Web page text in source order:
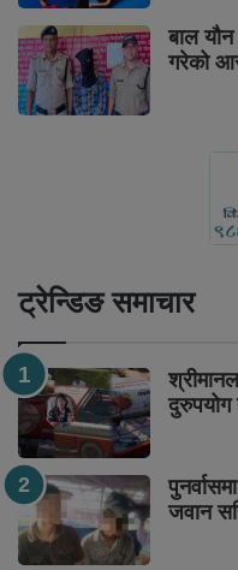
बाल यौन
गरेको
ट्रेन्डिङ समाचार
दुरुपयोग
जवान